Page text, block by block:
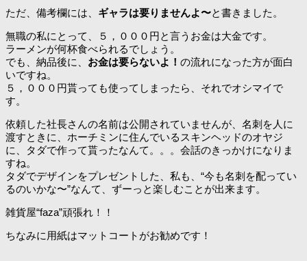
ただ、備考欄には、 ギャラは要りませんよ〜と書きました。
無職の私にとって、５，０００円と言うお金は大金です。
ラーメンが何杯食べられるでしょう。
でも、納品後に、 お金は要らないよ！ の流れになった方が面白
いですね。
５，０００円貰っても使ってしまったら、それでオシマイで
す。
依頼した社長さんの名前は公開されていませんが、名刺を人に
渡すときに、ホーチミンに住んでいるスキンヘッドのオヤジ
に、タダで作って貰ったなんて。。。会話のきっかけになりま
すね。
タダでデザインをプレゼントした、私も、“今も名刺を配ってい
るのいかな〜”なんて、ずーっと楽しむことが出来ます。
雑貨屋“faza”頑張れ！！
ちなみに用紙はマットコートがお勧めです！